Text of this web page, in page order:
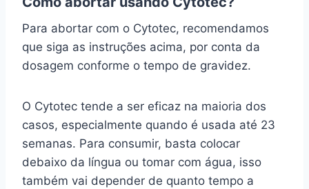
Para abortar com o Cytotec, recomendamos
que siga as instruções acima, por conta da
dosagem conforme o tempo de gravidez.
O Cytotec tende a ser eficaz na maioria dos
casos, especialmente quando é usada até 23
semanas. Para consumir, basta colocar
debaixo da língua ou tomar com água, isso
também vai depender de quanto tempo a